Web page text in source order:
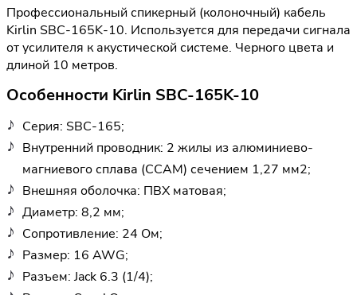
Профессиональный спикерный (колоночный) кабель
Kirlin SBC-165K-10. Используется для передачи сигнала
от усилителя к акустической системе. Черного цвета и
длиной 10 метров.
Особенности Kirlin SBC-165K-10
Серия: SBC-165;
Внутренний проводник: 2 жилы из алюминиево-
магниевого сплава (CCAM) сечением 1,27 мм2;
Внешняя оболочка: ПВХ матовая;
Диаметр: 8,2 мм;
Сопротивление: 24 Ом;
Размер: 16 AWG;
Разъем: Jack 6.3 (1/4);